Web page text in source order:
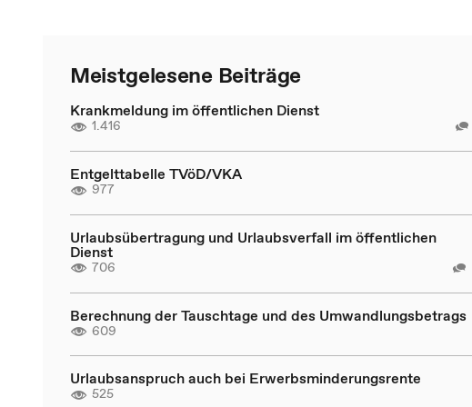
Meistgelesene Beiträge
Krankmeldung im öffentlichen Dienst
1.416
Entgelttabelle TVöD/VKA
977
Urlaubsübertragung und Urlaubsverfall im öffentlichen
Dienst
706
Berechnung der Tauschtage und des Umwandlungsbetrags
609
Urlaubsanspruch auch bei Erwerbsminderungsrente
525